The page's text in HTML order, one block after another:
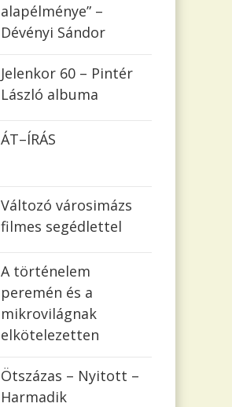
alapélménye” –
Dévényi Sándor
Jelenkor 60 – Pintér
László albuma
ÁT–ÍRÁS
Változó városimázs
filmes segédlettel
A történelem
peremén és a
mikrovilágnak
elkötelezetten
Ötszázas – Nyitott –
Harmadik